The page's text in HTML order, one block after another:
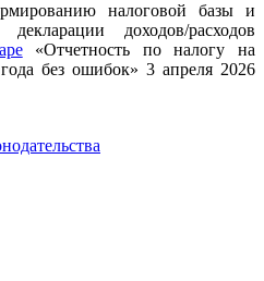
налоговой базы и
доходов/расходов
«Отчетность по налогу на
без ошибок» 3 апреля 2026